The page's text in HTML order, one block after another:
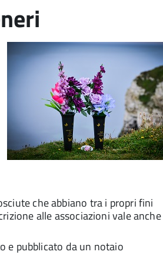
che abbiano tra i propri fini
alle associazioni vale anche
e pubblicato da un notaio